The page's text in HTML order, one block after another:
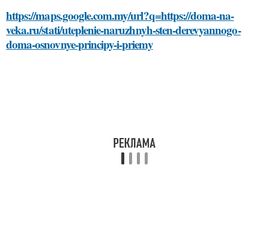
https://maps.google.com.my/url?q=https://doma-na-
veka.ru/stati/uteplenie-naruzhnyh-sten-derevyannogo-
doma-osnovnye-principy-i-priemy